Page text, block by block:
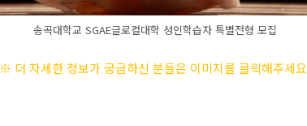
송곡대학교 SGAE글로컬대학 성인학습자 특별전형 모집
※ 더 자세한 정보가 궁금하신 분들은 이미지를 클릭해주세요